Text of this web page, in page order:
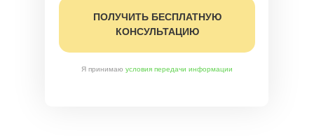
Я принимаю условия передачи информации
ПОЛУЧИТЬ БЕСПЛАТНУЮ
КОНСУЛЬТАЦИЮ